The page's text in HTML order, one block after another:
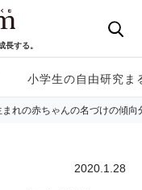
長する。
小学生の自由研究ま
まれの赤ちゃんの名づけの傾
2020.1.28